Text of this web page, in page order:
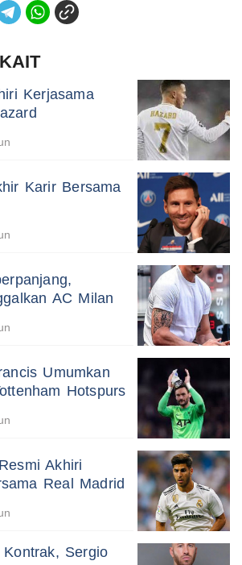
Kerjasama
Karir Bersama
AC Milan
Umumkan
Hotspurs
Akhiri
Real Madrid
Sergio